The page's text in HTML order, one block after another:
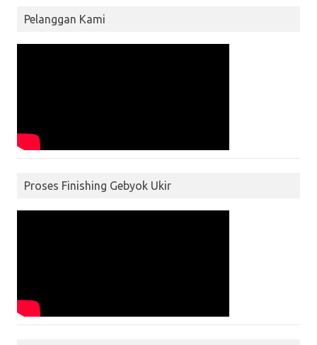
Pelanggan Kami
Proses Finishing Gebyok Ukir